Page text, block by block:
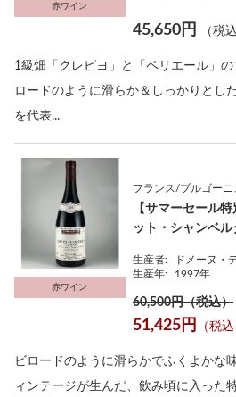
赤ワイン
45,650円 （税
1級畑「クレピヨ」と「ペリエール」
ロードのように滑らか＆しっかりとし
を代表...
赤ワイン
フランス/ブルゴーニ
【サマーセール
ット・シャンベ
生産者:
ドメーヌ・
生産年:
1997年
60,500円（税込）
51,425円 （税込
ビロードのように滑らかでふくよかな
ィンテージが生んだ、飲み頃に入った